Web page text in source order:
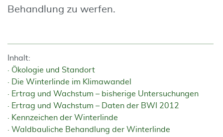
Behandlung zu werfen.
Inhalt:
Ökologie und Standort
Die Winterlinde im Klimawandel
Ertrag und Wachstum – bisherige Untersuchungen
Ertrag und Wachstum – Daten der BWI 2012
Kennzeichen der Winterlinde
Waldbauliche Behandlung der Winterlinde